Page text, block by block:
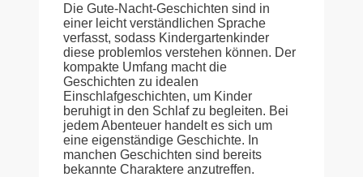
Die Gute-Nacht-Geschichten sind in
einer leicht verständlichen Sprache
verfasst, sodass Kindergartenkinder
diese problemlos verstehen können. Der
kompakte Umfang macht die
Geschichten zu idealen
Einschlafgeschichten, um Kinder
beruhigt in den Schlaf zu begleiten. Bei
jedem Abenteuer handelt es sich um
eine eigenständige Geschichte. In
manchen Geschichten sind bereits
bekannte Charaktere anzutreffen.